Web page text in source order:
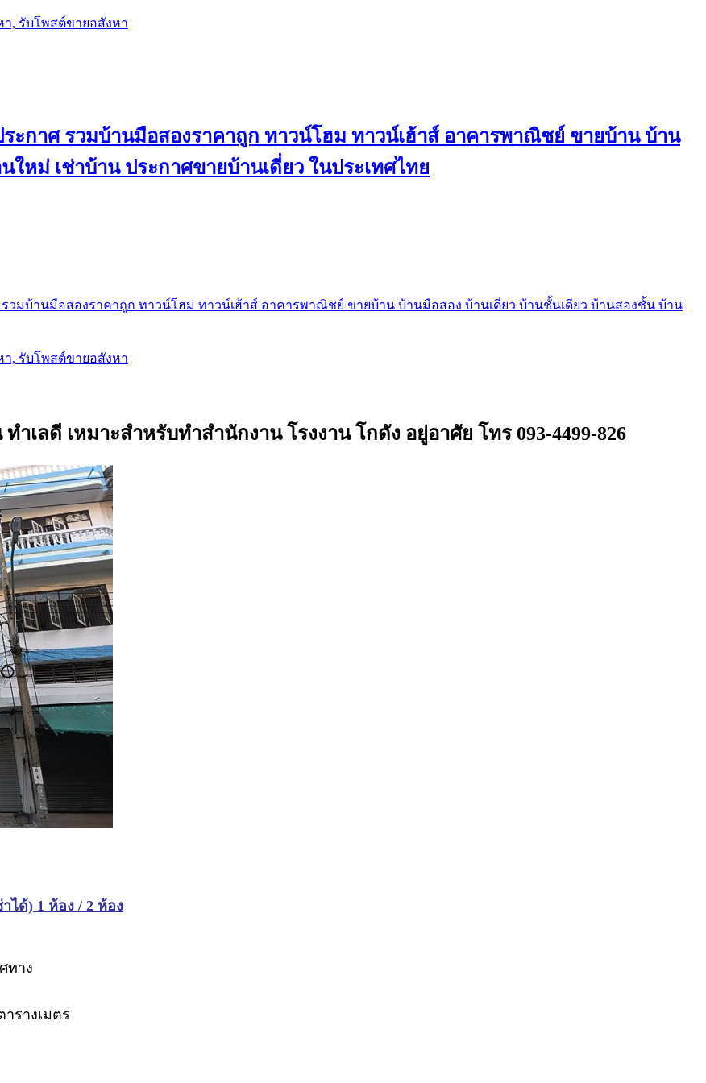
า, รับโพสต์ขายอสังหา
ระกาศ รวมบ้านมือสองราคาถูก ทาวน์โฮม ทาวน์เฮ้าส์ อาคารพาณิชย์ ขายบ้าน บ้าน
หม่ เช่าบ้าน ประกาศขายบ้านเดี่ยว ในประเทศไทย
รวมบ้านมือสองราคาถูก ทาวน์โฮม ทาวน์เฮ้าส์ อาคารพาณิชย์ ขายบ้าน บ้านมือสอง บ้านเดี่ยว บ้านชั้นเดียว บ้านสองชั้น บ้าน
า, รับโพสต์ขายอสังหา
เลดี เหมาะสำหรับทำสำนักงาน โรงงาน โกดัง อยู่อาศัย โทร 093-4499-826
ได้) 1 ห้อง / 2 ห้อง
ทาง
รางเมตร